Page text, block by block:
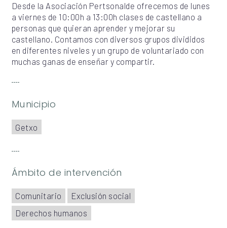
Desde la Asociación Pertsonalde ofrecemos de lunes
a viernes de 10:00h a 13:00h clases de castellano a
personas que quieran aprender y mejorar su
castellano. Contamos con diversos grupos divididos
en diferentes niveles y un grupo de voluntariado con
muchas ganas de enseñar y compartir.
Municipio
Getxo
Ámbito de intervención
Comunitario
Exclusión social
Derechos humanos